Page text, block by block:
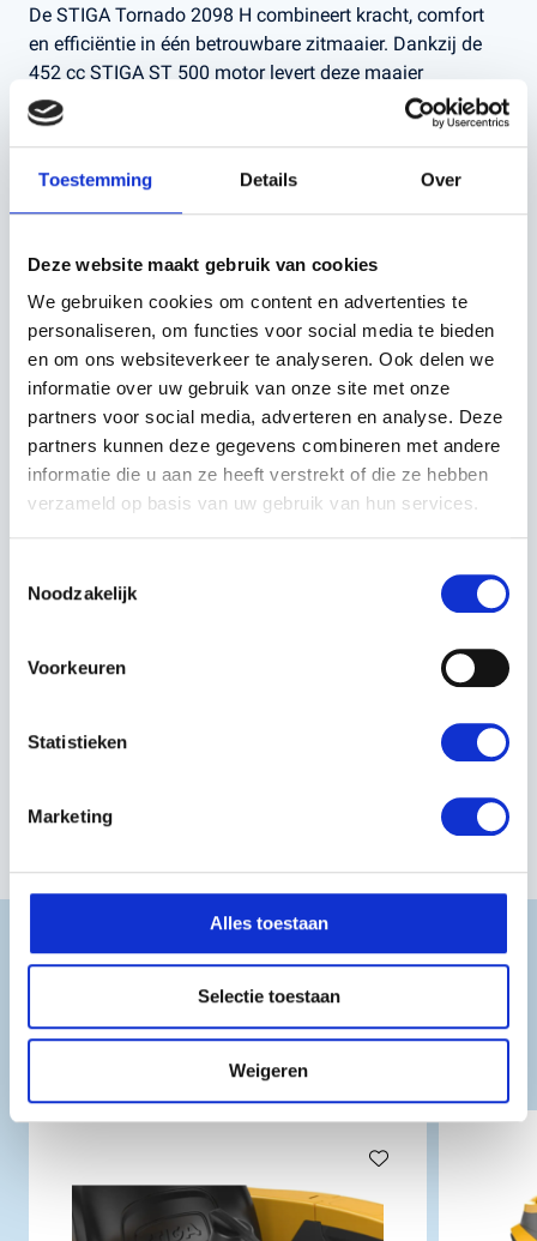
Toestemming Details Over
Deze website maakt gebruik van cookies
We gebruiken cookies om content en advertenties te
personaliseren, om functies voor social media te bieden
en om ons websiteverkeer te analyseren. Ook delen we
informatie over uw gebruik van onze site met onze
partners voor social media, adverteren en analyse. Deze
partners kunnen deze gegevens combineren met andere
informatie die u aan ze heeft verstrekt of die ze hebben
verzameld op basis van uw gebruik van hun services.
Noodzakelijk
Voorkeuren
Statistieken
Marketing
Alles toestaan
Selectie toestaan
Weigeren
De STIGA Tornado 2098 H combineert kracht, comfort
en efficiëntie in één betrouwbare zitmaaier. Dankzij de
452 cc STIGA ST 500 motor levert deze maaier
uitstekende prestaties, zelfs bij dichte begroeiing. De
hydrostatische aandrijving maakt soepel rijden mogelijk
van 98 cm zorgt voor een snel en egaal resultaat.
Met zijn robuuste stalen chassis, zijuitworp en
mulchfunctie is de Tornado 2098 H ideaal voor wie
flexibiliteit en kracht zoekt in één machine. Het
ergonomische bedieningspaneel en comfortabele
zitpositie garanderen een prettige werkervaring, ook bij
langdurig gebruik.
Voor deskundig advies op maat kunt u altijd bij ons
contact met ons op, door onze uitgebreide voorraad
kunnen wij veel samenstellen op maat.
Artikelnummer:
GERELATEERDE
PRODUCTEN